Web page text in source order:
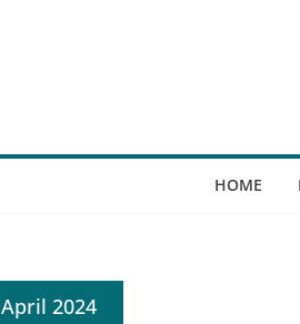
HOME
April 2024